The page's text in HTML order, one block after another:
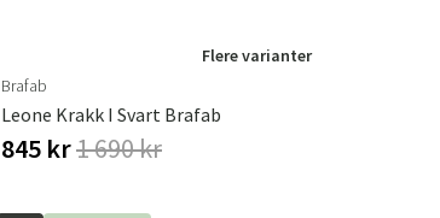
Flere varianter
Brafab
Leone Krakk I Svart Brafab
845 kr1 690 kr